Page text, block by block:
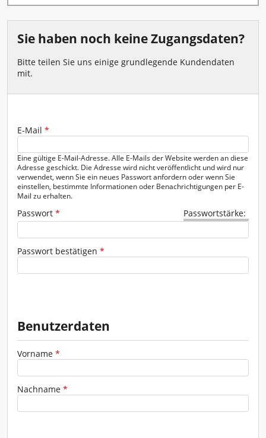
Kanal - Entwässerung
Malen - Mauern - Fliesenlegen
Messtechnik
Verkehrsabsicherung
Sie haben noch keine Zugangsdaten?
Bitte teilen Sie uns einige grundlegende Kundendaten
mit.
E-Mail *
Eine gültige E-Mail-Adresse. Alle E-Mails der Website werden an diese
Adresse geschickt. Die Adresse wird nicht veröffentlicht und wird nur
verwendet, wenn Sie ein neues Passwort anfordern oder wenn Sie
einstellen, bestimmte Informationen oder Benachrichtigungen per E-
Mail zu erhalten.
Passwortstärke:
Passwort *
Passwort bestätigen *
Geben Sie das Passwort für das neue Konto in beide Felder ein.
Benutzerdaten
Vorname *
Nachname *